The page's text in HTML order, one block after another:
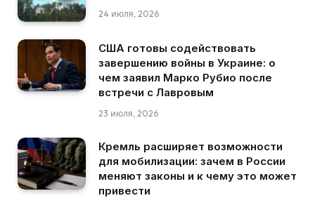
24 июля, 2026
США готовы содействовать
завершению войны в Украине: о
чем заявил Марко Рубио после
встречи с Лавровым
23 июля, 2026
Кремль расширяет возможности
для мобилизации: зачем в России
меняют законы и к чему это может
привести